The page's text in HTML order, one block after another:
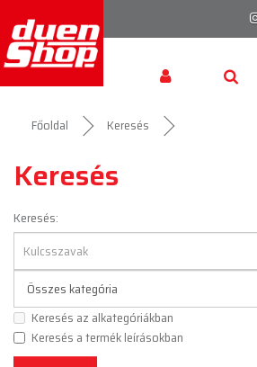
Főoldal Keresés
Keresés
Keresés:
Keresés az alkategóriákban
Keresés a termék leírásokban